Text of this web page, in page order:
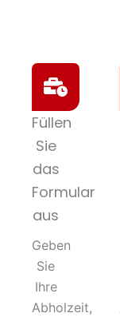
Füllen
Sie
das
Formular
aus
Geben
Sie
Ihre
Abholzeit,